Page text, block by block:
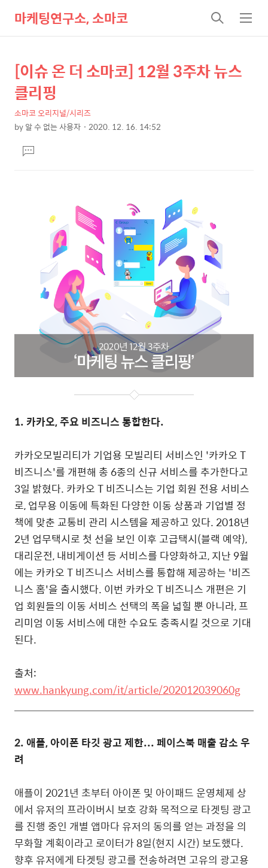
마케팅연구소, 소마코
검
색
메
뉴
상
세
컨
텐
본
문
제
목
[이슈 온 더 소마코] 12월 3주차 뉴스
클리핑
소마코 오리지널/시리즈
by알 수 없는 사용자 2020. 12. 16. 14:52
문댓
글
1. 카카오, 주요 비즈니스 통합한다.
카카오모빌리티가 기업용 모빌리티 서비스인 '카카오 T
비즈니스'를 개편해 총 6종의 신규 서비스를 추가한다고
3일 밝혔다. 카카오 T 비즈니스는 기업 회원 전용 서비스
로, 업무용 이동에 특화된 다양한 이동 상품과 기업별 정
책에 맞춘 교통비 관리 시스템을 제공하고 있다. 2018년
2년 업무택시로 첫 선을 보인 이후 고급택시(블랙 예약),
대리운전, 내비게이션 등 서비스를 다양화하고, 지난 9월
에는 카카오 T 비즈니스 서비스를 통합해 제공하는 '비즈
니스 홈'을 출시했다. 이번 카카오 T 비즈니스 개편은 기
업 회원들의 이동 서비스 선택의 폭을 넓힐 뿐 아니라, 프
리미엄 이동 서비스에 대한 수요도 충족시킬 것으로 기대
된다.
출처:
www.hankyung.com/it/article/202012039060g
2. 애플, 아이폰 타깃 광고 제한... 페이스북 매출 감소 우
려
애플이 2021년 초부터 아이폰 및 아이패드 운영체제 상
에서 유저의 프라이버시 보호 강화 목적으로 타겟팅 광고
를 진행 중인 개별 앱마다 유저의 동의를 얻는 과정을 의
무화할 계획이라고 로이터가 8일(현지 시간) 보도했다.
향후 유저에게 타겟팅 광고를 전송하려면 고유의 광고용